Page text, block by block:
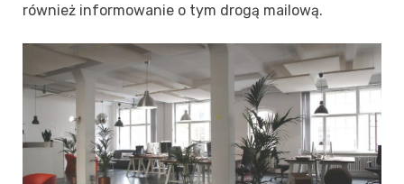
również informowanie o tym drogą mailową.